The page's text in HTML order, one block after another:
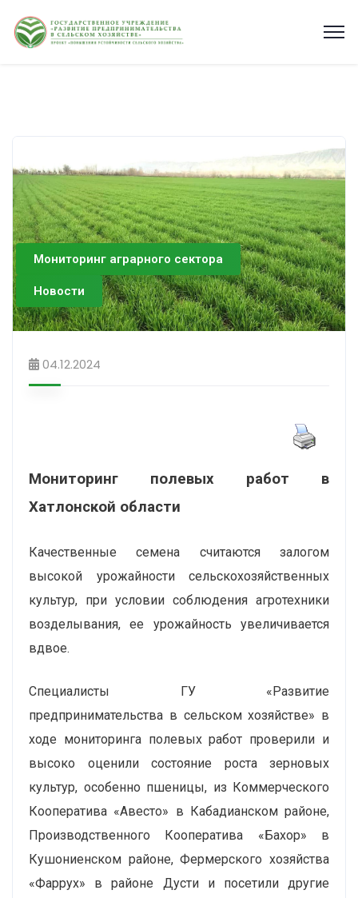
Мониторинг аграрного сектора
Новости
04.12.2024
Мониторинг полевых работ в
Хатлонской области
Качественные семена считаются залогом
высокой урожайности сельскохозяйственных
культур, при условии соблюдения агротехники
возделывания, ее урожайность увеличивается
вдвое.
Специалисты ГУ «Развитие
предпринимательства в сельском хозяйстве» в
ходе мониторинга полевых работ проверили и
высоко оценили состояние роста зерновых
культур, особенно пшеницы, из Коммерческого
Кооператива «Авесто» в Кабадианском районе,
Производственного Кооператива «Бахор» в
Кушониенском районе, Фермерского хозяйства
«Фаррух» в районе Дусти и посетили другие